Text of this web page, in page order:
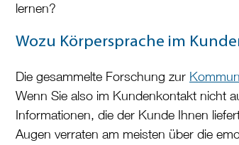
lernen?
Wozu Körpersprache im
Die gesammelte Forschung zur
Wenn Sie also im Kundenkontakt nicht
Informationen, die der Kunde Ihnen
Augen verraten am meisten über die